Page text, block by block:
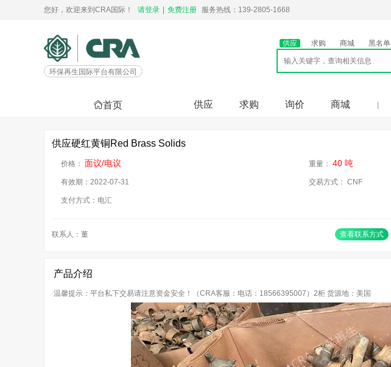
您好，欢迎来到CRA国际！ 请登录 免费注册 服务热线：139-2805-1668
环保再生国际平台有限公司
供应 求购 商城 黑名单
首页 供应 求购 询价 商城
供应硬红黄铜Red Brass Solids
价格： 面议/电议
有效期：2022-07-31
支付方式：电汇
重量： 40 吨
交易方式： CNF
联系人：董 查看联系方式
产品介绍
温馨提示：平台私下交易请注意资金安全！（CRA客服：电话：18566395007）2柜 货源地：美国